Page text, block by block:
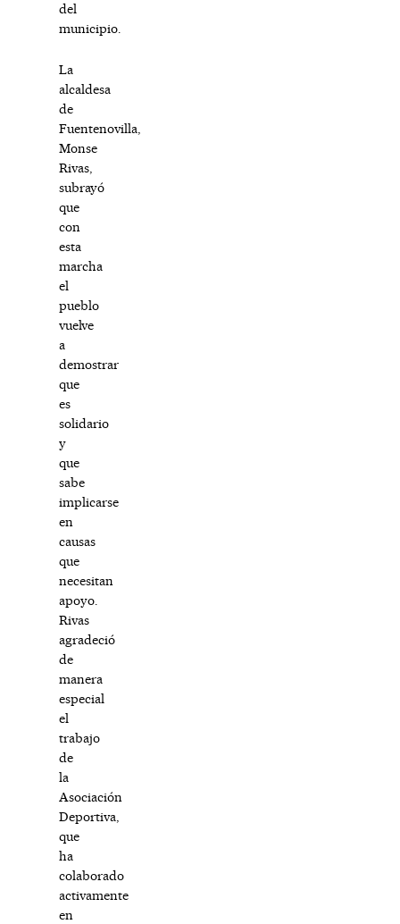
del
municipio.
La
alcaldesa
de
Fuentenovilla,
Monse
Rivas,
subrayó
que
con
esta
marcha
el
pueblo
vuelve
a
demostrar
que
es
solidario
y
que
sabe
implicarse
en
causas
que
necesitan
apoyo.
Rivas
agradeció
de
manera
especial
el
trabajo
de
la
Asociación
Deportiva,
que
ha
colaborado
activamente
en